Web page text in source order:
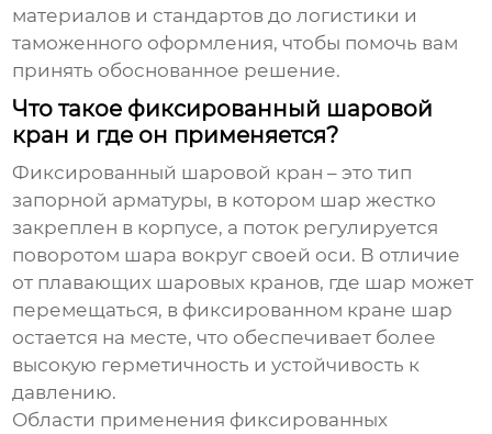
материалов и стандартов до логистики и
таможенного оформления, чтобы помочь вам
принять обоснованное решение.
Что такое фиксированный шаровой
кран и где он применяется?
Фиксированный шаровой кран – это тип
запорной арматуры, в котором шар жестко
закреплен в корпусе, а поток регулируется
поворотом шара вокруг своей оси. В отличие
от плавающих шаровых кранов, где шар может
перемещаться, в фиксированном кране шар
остается на месте, что обеспечивает более
высокую герметичность и устойчивость к
давлению.
Области применения фиксированных